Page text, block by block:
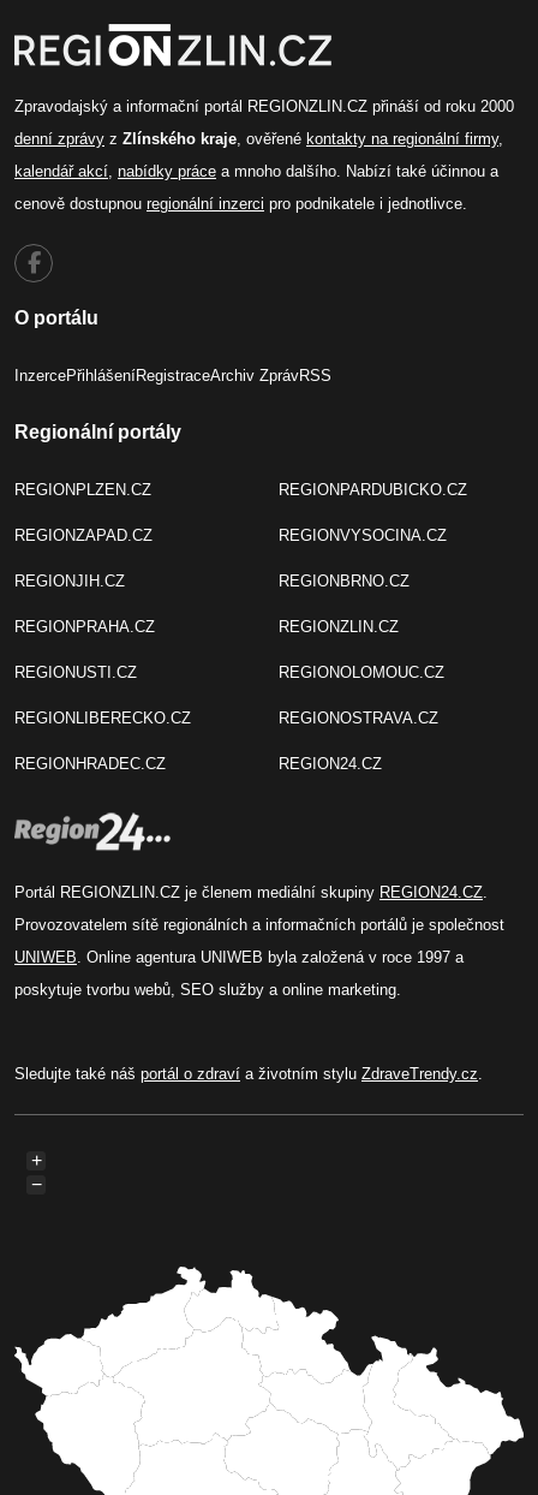
Zpravodajský a informační portál REGIONZLIN.CZ přináší od roku 2000
denní zprávy z Zlínského kraje, ověřené kontakty na regionální firmy,
kalendář akcí, nabídky práce a mnoho dalšího. Nabízí také účinnou a
cenově dostupnou regionální inzerci pro podnikatele i jednotlivce.
O portálu
InzercePřihlášeníRegistraceArchiv ZprávRSS
Regionální portály
REGIONPLZEN.CZ
REGIONZAPAD.CZ
REGIONJIH.CZ
REGIONPRAHA.CZ
REGIONUSTI.CZ
REGIONLIBERECKO.CZ
REGIONHRADEC.CZ
REGIONPARDUBICKO.CZ
REGIONVYSOCINA.CZ
REGIONBRNO.CZ
REGIONZLIN.CZ
REGIONOLOMOUC.CZ
REGIONOSTRAVA.CZ
REGION24.CZ
Portál REGIONZLIN.CZ je členem mediální skupiny REGION24.CZ.
Provozovatelem sítě regionálních a informačních portálů je společnost
UNIWEB. Online agentura UNIWEB byla založená v roce 1997 a
poskytuje tvorbu webů, SEO služby a online marketing.
Sledujte také náš portál o zdraví a životním stylu ZdraveTrendy.cz.
+
−